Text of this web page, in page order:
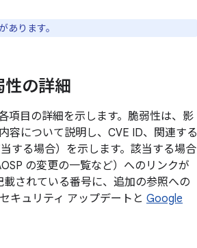
ります。
の詳細
項目の詳細を示します。脆弱性は、影
容について説明し、CVE ID、関連する
する場合）を示します。該当する場合
の変更の一覧など）へのリンクが
されている番号に、追加の参照への
キュリティ アップデートと Google